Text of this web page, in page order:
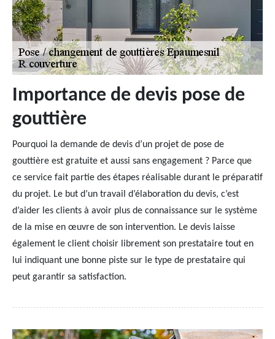
Importance de devis pose de
gouttière
Pourquoi la demande de devis d’un projet de pose de
gouttière est gratuite et aussi sans engagement ? Parce que
ce service fait partie des étapes réalisable durant le préparatif
du projet. Le but d’un travail d’élaboration du devis, c’est
d’aider les clients à avoir plus de connaissance sur le système
de la mise en œuvre de son intervention. Le devis laisse
également le client choisir librement son prestataire tout en
lui indiquant une bonne piste sur le type de prestataire qui
peut garantir sa satisfaction.